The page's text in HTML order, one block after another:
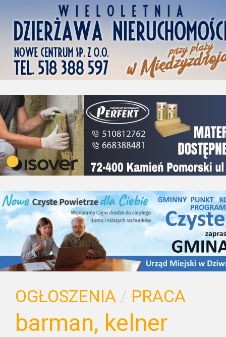
OGŁOSZENIA / PRACA
barman, kelner